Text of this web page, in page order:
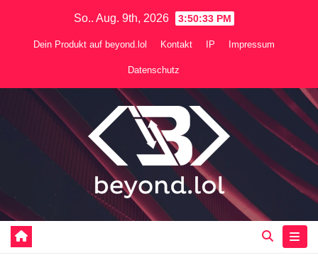
So.. Aug. 9th, 2026 3:50:34 PM
Dein Produkt auf beyond.lol Kontakt IP Impressum
Datenschutz